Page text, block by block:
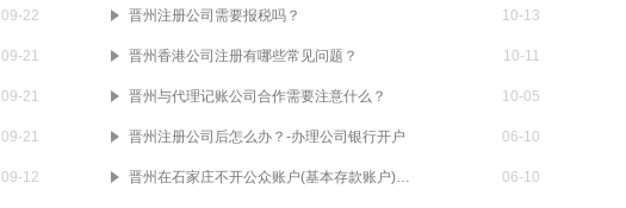
09-22
09-21
09-21
09-21
09-12
晋州注册公司需要报税吗？ 10-13
晋州香港公司注册有哪些常见问题？ 10-11
晋州与代理记账公司合作需要注意什么？ 10-05
晋州注册公司后怎么办？-办理公司银行开户 06-10
晋州在石家庄不开公众账户(基本存款账户)有什么影响？基本存款账户和一般账户有什么区别？ 06-10